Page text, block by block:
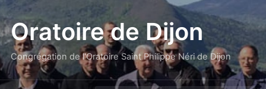
Oratoire de Dijon
Congrégation de l'Oratoire Saint Philippe Néri de Dijon